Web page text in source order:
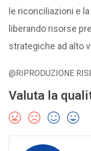
le riconciliazioni e
liberando risorse
strategiche ad alto
@RIPRODUZIONE
Valuta la